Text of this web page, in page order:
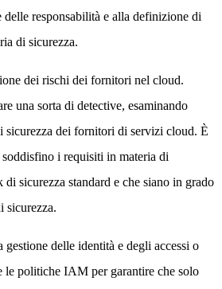
responsabilità e alla definizione di
di sicurezza.
dei rischi dei fornitori nel cloud.
una sorta di detective, esaminando
sicurezza dei fornitori di servizi cloud. È
soddisfino i requisiti in materia di
sicurezza standard e che siano in grado
sicurezza.
delle identità e degli accessi o
politiche IAM per garantire che solo